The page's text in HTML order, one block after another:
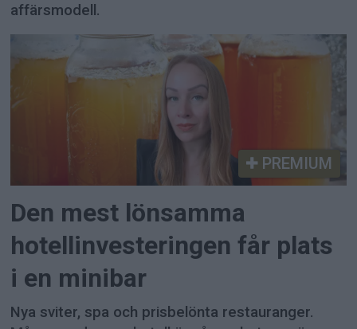
affärsmodell.
PREMIUM
Den mest lönsamma
hotellinvesteringen får plats
i en minibar
Nya sviter, spa och prisbelönta restauranger.